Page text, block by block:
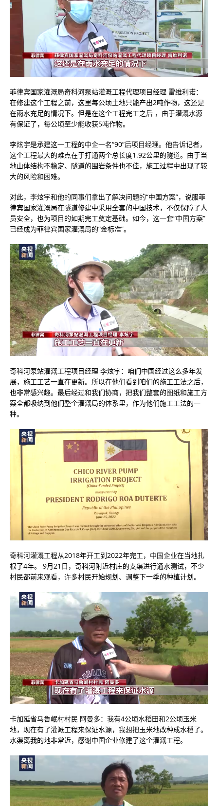
菲律宾国家灌溉局奇科河泵站灌溉工程代理项目经理 雷维利诺：
在修建这个工程之前，这里每公顷土地只能产出2吨作物，这还是
在雨水充足的情况下。但是在这个工程完工之后 ，由于灌溉水源
有保证了，每公顷至少能收获5吨作物。
李炫宇是承建这一工程的中企一名“90”后项目经理。他告诉记者，
这个工程最大的难点在于打通两个总长度1.92公里的隧道。由于当
地山体结构不稳定、隧道的围岩条件也不佳，施工过程中出现了较
大的风险和困难。
对此，李炫宇和他的同事们拿出了解决问题的“中国方案”，说服菲
律宾国家灌溉局在隧道修建中采用全套的中国技术，不仅保障了人
员安全，也为项目的如期完工奠定基础。如今，这一套“中国方案”
已经成为菲律宾国家灌溉局的“金标准”。
奇科河泵站灌溉工程项目经理 李炫宇：咱们中国经过这么多年发
展，施工工艺一直在更新。所以在他们看到咱们的施工工法之后，
也非常感兴趣。最后经过和我们协商，把我们整套的图纸和施工方
案全都吸纳到他们整个灌溉局的体系里，作为他们施工工法的一
种。
奇科河灌溉工程从2018年开工到2022年完工，中国企业在当地扎
根了4年。 9月21日，奇科河附近村庄的支渠进行通水测试，不少
村民都前来观看，许多村民开始规划、调整下一季的种植计划。
卡加延省马鲁岷村村民 阿曼多：我有4公顷水稻田和2公顷玉米
地，现在有了灌溉工程来保证水源，我想把玉米地改种成水稻了。
水渠离我的地非常近，感谢中国企业修建了这个灌溉工程。